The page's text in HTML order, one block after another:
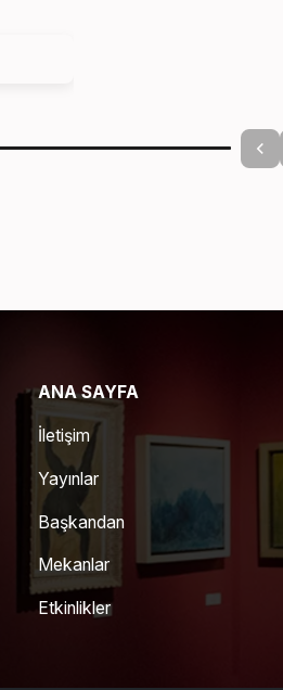
ANA SAYFA
İletişim
Yayınlar
Başkandan
Mekanlar
Etkinlikler